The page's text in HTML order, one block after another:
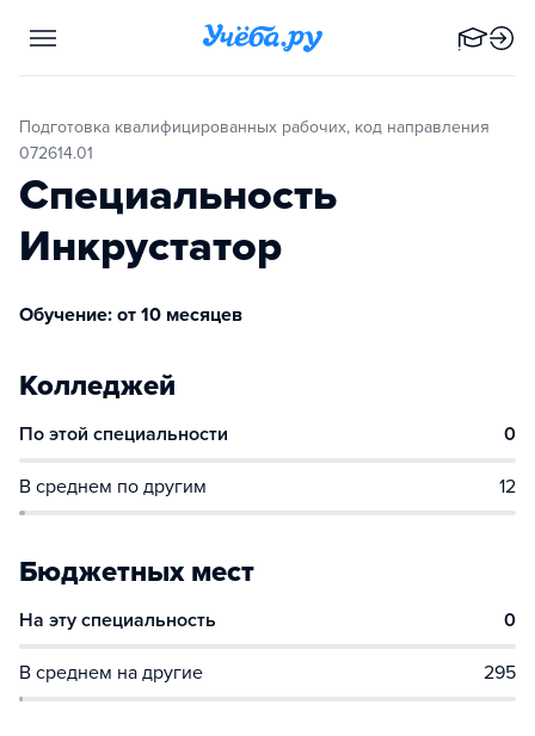
Подготовка квалифицированных рабочих, код направления
072614.01
Специальность
Инкрустатор
Обучение: от 10 месяцев
Колледжей
По этой специальности 0
В среднем по другим 12
Бюджетных мест
На эту специальность 0
В среднем на другие 295